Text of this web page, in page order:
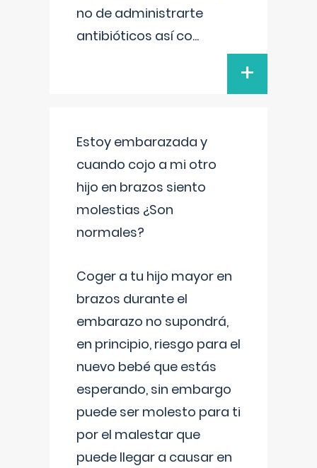
no de administrarte
antibióticos así co...
+
Estoy embarazada y
cuando cojo a mi otro
hijo en brazos siento
molestias ¿Son
normales?
Coger a tu hijo mayor en
brazos durante el
embarazo no supondrá,
en principio, riesgo para el
nuevo bebé que estás
esperando, sin embargo
puede ser molesto para ti
por el malestar que
puede llegar a causar en